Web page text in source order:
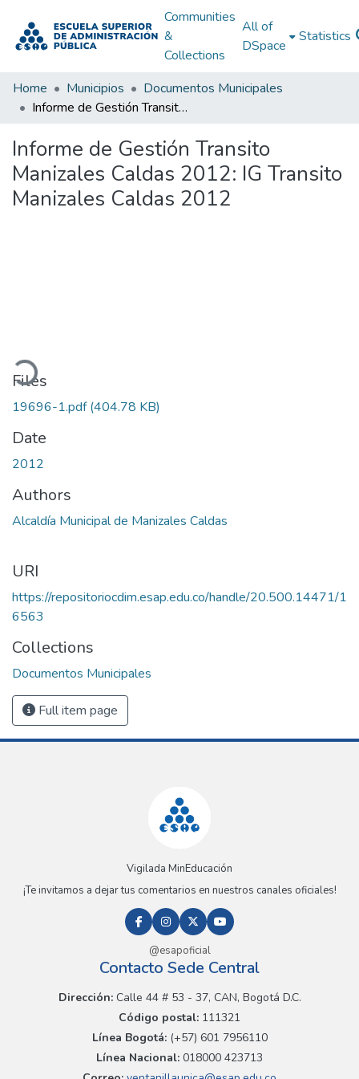
Communities
&
Collections
All of
DSpace
Statistics
Home Municipios
Documentos Municipales
Informe de Gestión Transito Manizales Caldas 2012: IG Transito Manizales Caldas 2012
Informe de Gestión Transito
Manizales Caldas 2012: IG Transito
Manizales Caldas 2012
Files
19696-1.pdf(404.78 KB)
Date
2012
Authors
Alcaldía Municipal de Manizales Caldas
URI
https://repositoriocdim.esap.edu.co/handle/20.500.14471/1
6563
Collections
Documentos Municipales
Full item page
Vigilada MinEducación
¡Te invitamos a dejar tus comentarios en nuestros canales oficiales!
@esapoficial
Contacto Sede Central
Dirección:Calle 44 # 53 - 37, CAN, Bogotá D.C.
Código postal: 111321
Línea Bogotá:(+57) 601 7956110
Línea Nacional: 018000 423713